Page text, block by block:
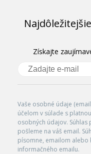
Získajte
Vaše osobné údaje
účelom v súlade s
osobných údajov.
pošleme na váš email.
písomne, emailom alebo
informačného emailu.